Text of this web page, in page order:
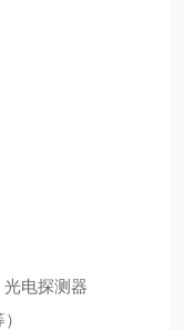
电探测器